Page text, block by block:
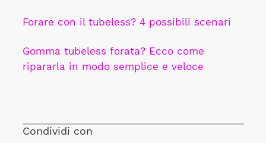
Forare con il tubeless? 4 possibili scenari
Gomma tubeless forata? Ecco come
ripararla in modo semplice e veloce
Condividi con